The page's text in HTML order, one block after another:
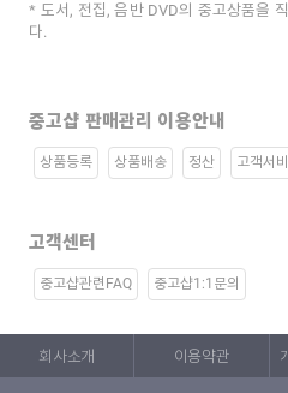
도서, 전집, 음반 DVD의 중고상품을
다.
중고샵 판매관리 이용안내
상품등록 상품배송 정산 고객서
고객센터
중고샵관련FAQ 중고샵1:1문의
회사소개 이용약관